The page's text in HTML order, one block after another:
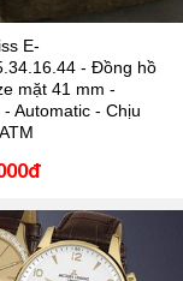
E-
- Đồng hồ
mặt 41 mm -
Automatic - Chịu